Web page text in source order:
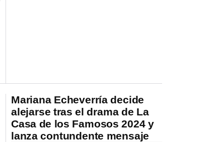
Mariana Echeverría decide
alejarse tras el drama de La
Casa de los Famosos 2024 y
lanza contundente mensaje